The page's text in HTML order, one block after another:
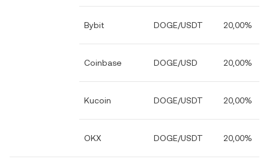
Bybit DOGE/USDT 20,00%
Coinbase DOGE/USD 20,00%
Kucoin DOGE/USDT 20,00%
OKX DOGE/USDT 20,00%